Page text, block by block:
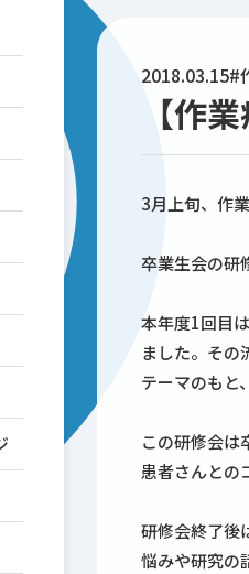
2018.03.15#
【作
3月上旬、作
卒業生会の研
本年度1回目
ました。その
テーマのもと
この研修会は
患者さんとの
研修会終了後
悩みや研究の